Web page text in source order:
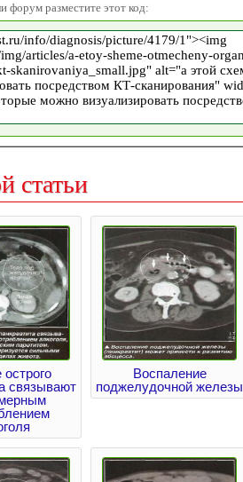
форум разместите этот код:
статьи
острого
связывают
Воспаление
поджелудочной железы